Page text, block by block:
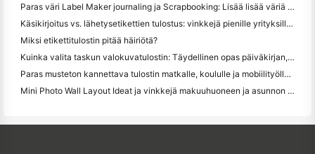
Paras väri Label Maker journaling ja Scrapbooking: Lisää lisää väriä jokaiselle sivulle
Käsikirjoitus vs. lähetysetikettien tulostus: vinkkejä pienille yrityksille vuonna 2026
Miksi etikettitulostin pitää häiriötä?
Kuinka valita taskun valokuvatulostin: Täydellinen opas päiväkirjan, matkan ja iPhone-käyttäjille
Paras musteton kannettava tulostin matkalle, koululle ja mobiilityölle: Hanin MT620 Pro Review
Mini Photo Wall Layout Ideat ja vinkkejä makuuhuoneen ja asunnon koristelu